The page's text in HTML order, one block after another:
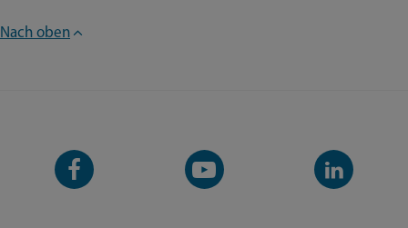
Nach oben
Facebook-
Seite
YouTube-
Kanal
LinkedIn-
Kanal